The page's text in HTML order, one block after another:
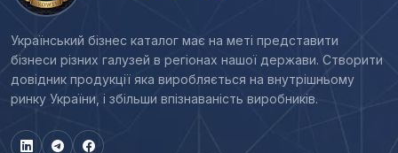
Український бізнес каталог має на меті представити
бізнеси різних галузей в регіонах нашої держави. Створити
довідник продукції яка виробляється на внутрішньому
ринку України, і збільши впізнаваність виробників.